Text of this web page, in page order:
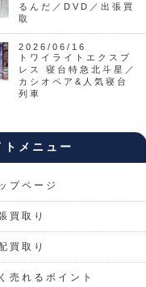
るんだ／DVD／出張買
取
2026/06/16
トワイライトエクスプ
レス 寝台特急北斗星／
カシオペア&人気寝台
列車
トメニュー
プページ
買取り
買取り
売れるポイント